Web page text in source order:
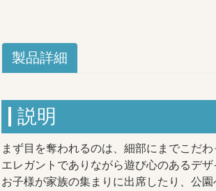
製品詳細
説明
まず目を奪われるのは、細部にまでこだ
エレガントでありながら遊び心のあるデ
お子様が家族の集まりに出席したり、公